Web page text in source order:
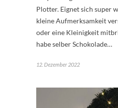
Plotter. Eignet sich super
kleine Aufmerksamkeit
oder eine Kleinigkeit
habe selber Schokolade…
12. Dezember 2022